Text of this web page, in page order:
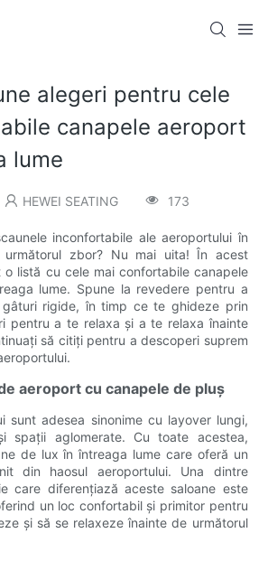
alegeri pentru cele
canapele aeroport
lume
HEWEI SEATING 173
inconfortabile ale aeroportului în
zbor? Nu mai uita! În acest
o listă cu cele mai confortabile canapele
lume. Spune la revedere pentru a
rigide, în timp ce te ghideze prin
pentru a te relaxa și a te relaxa înainte
să citiți pentru a descoperi suprem
aeroport cu canapele de pluș
sunt adesea sinonime cu layover lungi,
spații aglomerate. Cu toate acestea,
de lux în întreaga lume care oferă un
din haosul aeroportului. Una dintre
care diferențiază aceste saloane este
un loc confortabil și primitor pentru
și să se relaxeze înainte de următorul